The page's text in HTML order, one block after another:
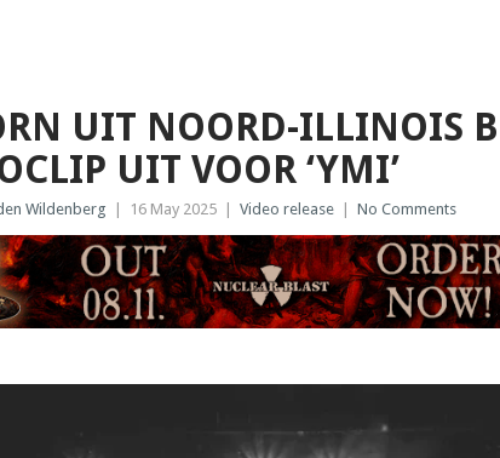
UIT NOORD-ILLINOIS
UIT VOOR ‘YMI’
Wildenberg 16 May 2025 Video release No Comments